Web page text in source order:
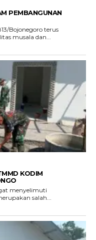
PEMBANGUNAN
Bojonegoro terus
musala dan...
KODIM
menyelimuti
salah...